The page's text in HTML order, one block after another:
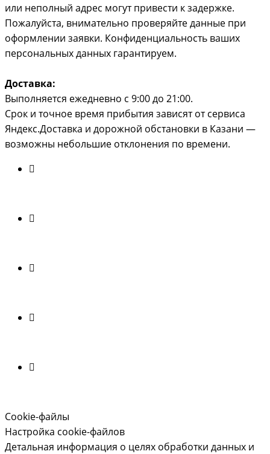
или неполный адрес могут привести к задержке.
Пожалуйста, внимательно проверяйте данные при
оформлении заявки. Конфиденциальность ваших
персональных данных гарантируем.
Доставка:
Выполняется ежедневно с 9:00 до 21:00.
Срок и точное время прибытия зависят от сервиса
Яндекс.Доставка и дорожной обстановки в Казани —
возможны небольшие отклонения по времени.
Cookie-файлы
Настройка cookie-файлов
Детальная информация о целях обработки данных и